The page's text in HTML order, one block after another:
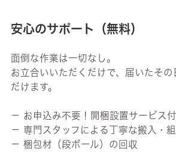
安心のサポート（無料）
面倒な作業は一切なし。
お立合いいただくだけで、届いたその
だけます。
－ お申込み不要！開梱設置サービス
－ 専門スタッフによる丁寧な搬入・
－ 梱包材（段ボール）の回収